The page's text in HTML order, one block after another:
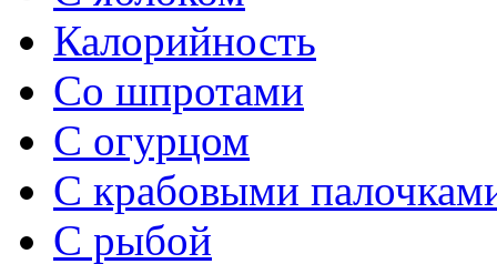
Калорийность
Со шпротами
С огурцом
С крабовыми
С рыбой